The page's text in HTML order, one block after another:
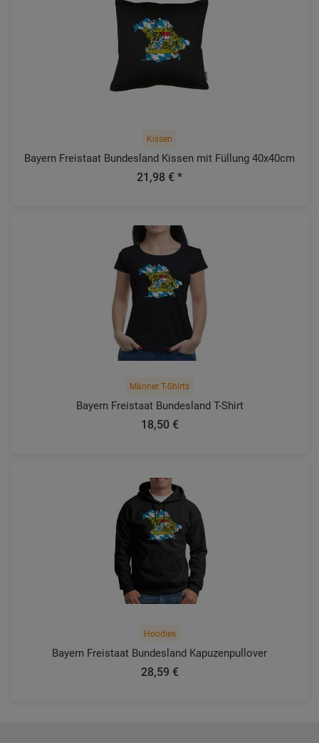
Kissen
Bayern Freistaat Bundesland Kissen mit Füllung 40x40cm
21,98 € *
Männer T-Shirts
Bayern Freistaat Bundesland T-Shirt
18,50 €
Hoodies
Bayern Freistaat Bundesland Kapuzenpullover
28,59 €